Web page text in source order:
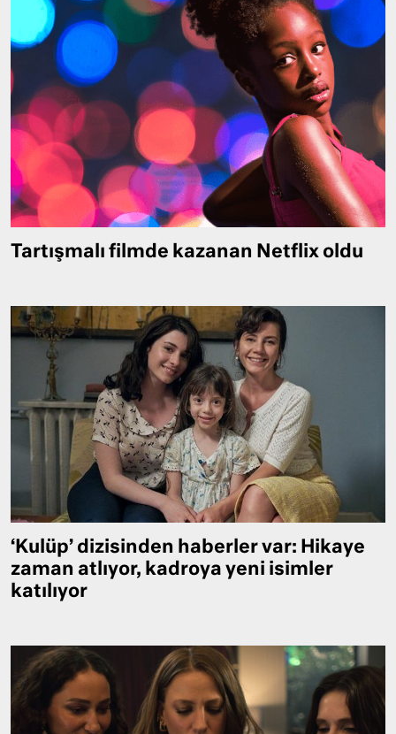
Tartışmalı filmde kazanan Netflix oldu
‘Kulüp’ dizisinden haberler var: Hikaye
zaman atlıyor, kadroya yeni isimler
katılıyor